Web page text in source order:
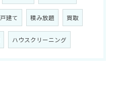
戸建て 積み放題 買取
ハウスクリーニング